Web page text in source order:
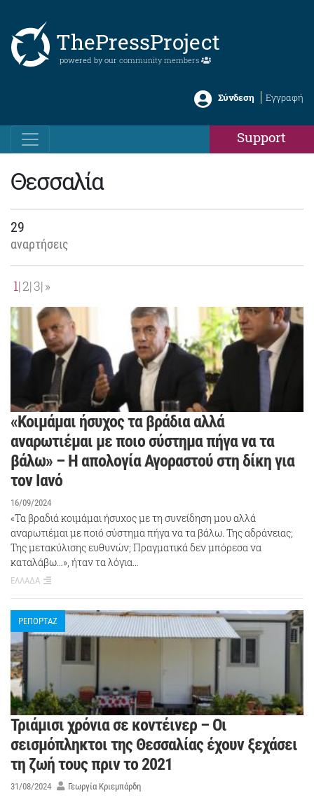
ThePressProject
powered by our community members
Σύνδεση Εγγραφή
Support
Θεσσαλία
29
αναρτήσεις
1 2 3 »
«Κοιμάμαι ήσυχος τα βράδια αλλά
αναρωτιέμαι με ποιο σύστημα πήγα να τα
βάλω» – Η απολογία Αγοραστού στη δίκη για
τον Ιανό
16/09/2024
«Τα βραδιά κοιμάμαι ήσυχος με τη συνείδηση μου αλλά
αναρωτιέμαι με ποιό σύστημα πήγα να τα βάλω. Της αδράνειας;
Της μετακύλισης ευθυνών; Πραγματικά δεν μπόρεσα να
καταλάβω…», ήταν τα λόγια…
ΕΛΛΑΔΑ
ΡΕΠΟΡΤΑΖ
Τριάμισι χρόνια σε κοντέινερ – Οι
σεισμόπληκτοι της Θεσσαλίας έχουν ξεχάσει
τη ζωή τους πριν το 2021
31/08/2024 Γεωργία Κριεμπάρδη